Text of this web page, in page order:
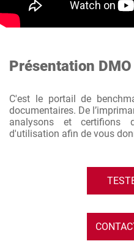
Présentation DMO
C'est le portail de
documentaires. De
analysons et certifions
d'utilisation afin de vous